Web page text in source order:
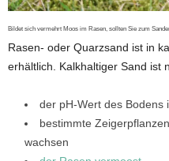
Bildet sich vermehrt Moos im Rasen, sollten Sie zum
Rasen- oder Quarzsand ist in
erhältlich. Kalkhaltiger Sand ist
der pH-Wert des Bodens
bestimmte
wachsen